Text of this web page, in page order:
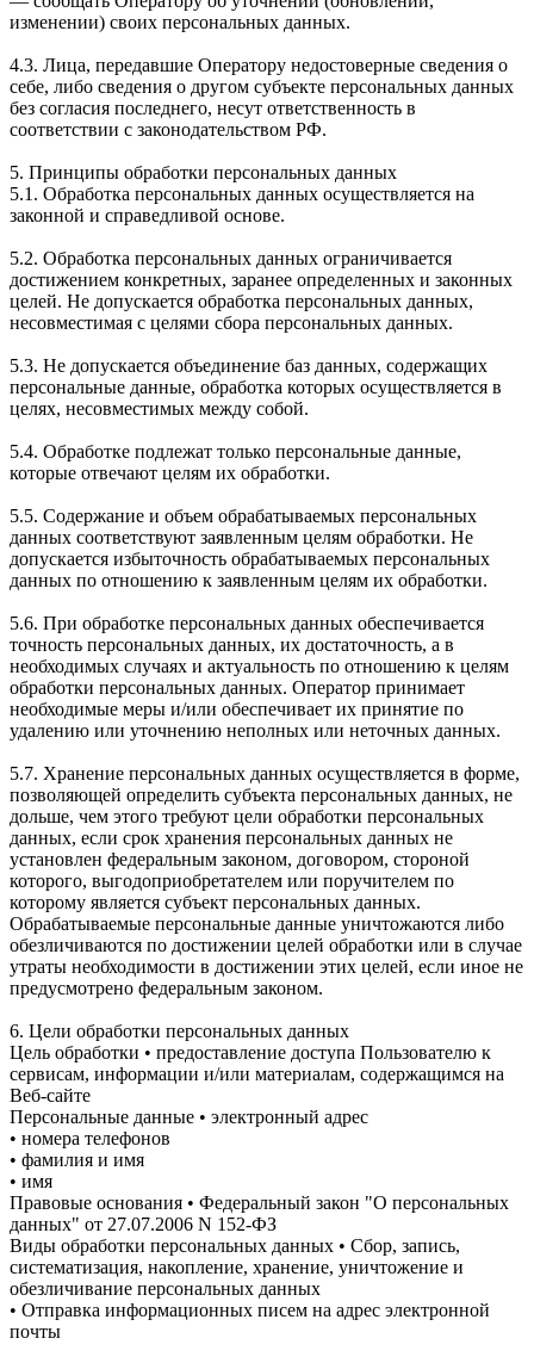
изменении) своих персональных данных.
4.3. Лица, передавшие Оператору недостоверные сведения о
себе, либо сведения о другом субъекте персональных данных
без согласия последнего, несут ответственность в
соответствии с законодательством РФ.
5. Принципы обработки персональных данных
5.1. Обработка персональных данных осуществляется на
законной и справедливой основе.
5.2. Обработка персональных данных ограничивается
достижением конкретных, заранее определенных и законных
целей. Не допускается обработка персональных данных,
несовместимая с целями сбора персональных данных.
5.3. Не допускается объединение баз данных, содержащих
персональные данные, обработка которых осуществляется в
целях, несовместимых между собой.
5.4. Обработке подлежат только персональные данные,
которые отвечают целям их обработки.
5.5. Содержание и объем обрабатываемых персональных
данных соответствуют заявленным целям обработки. Не
допускается избыточность обрабатываемых персональных
данных по отношению к заявленным целям их обработки.
5.6. При обработке персональных данных обеспечивается
точность персональных данных, их достаточность, а в
необходимых случаях и актуальность по отношению к целям
обработки персональных данных. Оператор принимает
необходимые меры и/или обеспечивает их принятие по
удалению или уточнению неполных или неточных данных.
5.7. Хранение персональных данных осуществляется в форме,
позволяющей определить субъекта персональных данных, не
дольше, чем этого требуют цели обработки персональных
данных, если срок хранения персональных данных не
установлен федеральным законом, договором, стороной
которого, выгодоприобретателем или поручителем по
которому является субъект персональных данных.
Обрабатываемые персональные данные уничтожаются либо
обезличиваются по достижении целей обработки или в случае
утраты необходимости в достижении этих целей, если иное не
предусмотрено федеральным законом.
6. Цели обработки персональных данных
Цель обработки • предоставление доступа Пользователю к
сервисам, информации и/или материалам, содержащимся на
Веб-сайте
Персональные данные • электронный адрес
• номера телефонов
• фамилия и имя
• имя
Правовые основания • Федеральный закон "О персональных
данных" от 27.07.2006 N 152-ФЗ
Виды обработки персональных данных • Сбор, запись,
систематизация, накопление, хранение, уничтожение и
обезличивание персональных данных
• Отправка информационных писем на адрес электронной
почты